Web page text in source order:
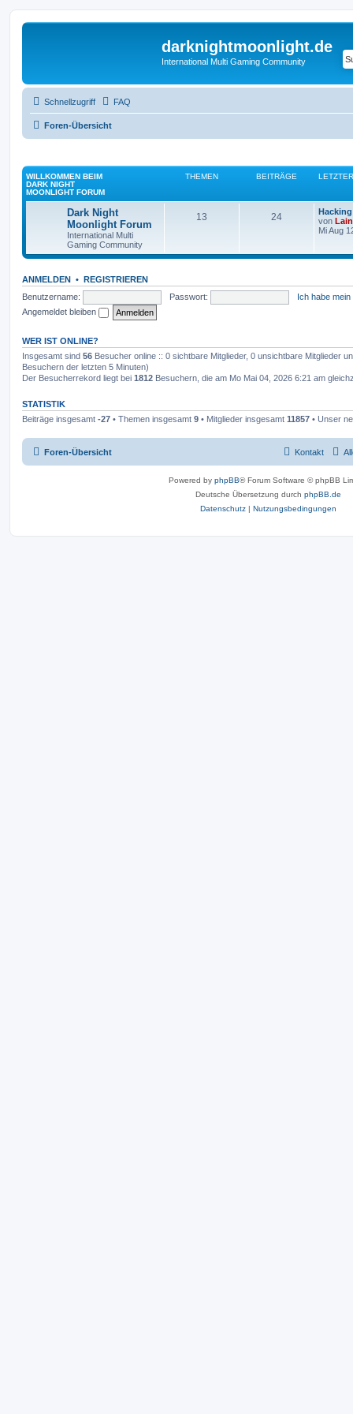
darknightmoonlight.de
International Multi Gaming Community
Schnellzugriff FAQ
Foren-Übersicht
WILLKOMMEN BEIM
DARK NIGHT
MOONLIGHT FORUM
THEMEN BEITRÄGE
Dark Night
Moonlight Forum
International Multi
Gaming Community
13 24
von
Mi Aug
ANMELDEN • REGISTRIEREN
Benutzername:
Passwort:
Ich habe
Angemeldet bleiben
WER IST ONLINE?
Insgesamt sind 56 Besucher online :: 0 sichtbare Mitglieder, 0 unsichtbare Mitglieder
Besuchern der letzten 5 Minuten)
Der Besucherrekord liegt bei 1812 Besuchern, die am Mo Mai 04, 2026 6:21 am
STATISTIK
Beiträge insgesamt -27 • Themen insgesamt 9 • Mitglieder insgesamt 11857 • Unser
Foren-Übersicht Kontakt
Powered by phpBB® Forum Software © phpBB
Deutsche Übersetzung durch phpBB.de
Datenschutz | Nutzungsbedingungen